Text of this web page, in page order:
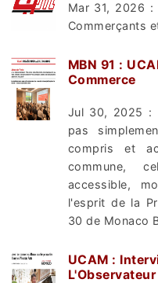
Mar 31, 2026 :
Commerçants
MBN 91 :
Commerce
Jul 30, 2025 :
pas
compris et
commune,
accessible,
l'esprit de la
30 de Monaco
UCAM :